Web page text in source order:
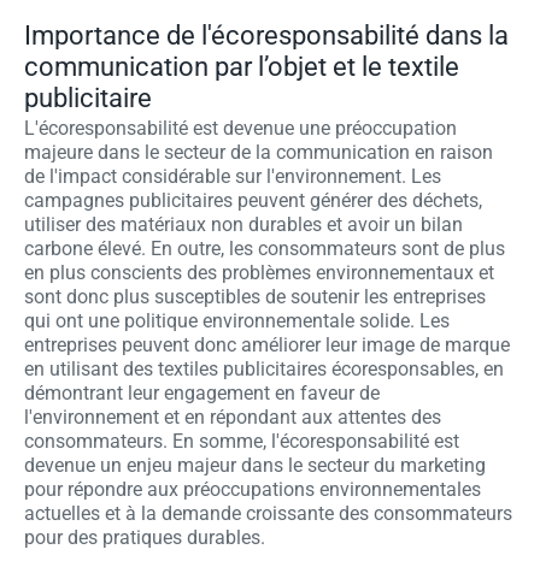
Importance de l'écoresponsabilité dans la
communication par l’objet et le textile
publicitaire
L'écoresponsabilité est devenue une préoccupation
majeure dans le secteur de la communication en raison
de l'impact considérable sur l'environnement. Les
campagnes publicitaires peuvent générer des déchets,
utiliser des matériaux non durables et avoir un bilan
carbone élevé. En outre, les consommateurs sont de plus
en plus conscients des problèmes environnementaux et
sont donc plus susceptibles de soutenir les entreprises
qui ont une politique environnementale solide. Les
entreprises peuvent donc améliorer leur image de marque
en utilisant des textiles publicitaires écoresponsables, en
démontrant leur engagement en faveur de
l'environnement et en répondant aux attentes des
consommateurs. En somme, l'écoresponsabilité est
devenue un enjeu majeur dans le secteur du marketing
pour répondre aux préoccupations environnementales
actuelles et à la demande croissante des consommateurs
pour des pratiques durables.